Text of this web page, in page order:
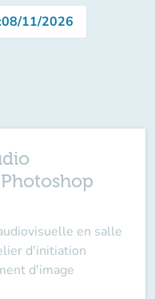
08/11/2026
en salle
d'initiation
d'image